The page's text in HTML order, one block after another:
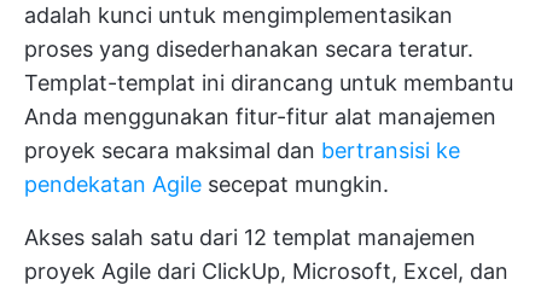
adalah kunci untuk mengimplementasikan
proses yang disederhanakan secara teratur.
Templat-templat ini dirancang untuk membantu
Anda menggunakan fitur-fitur alat manajemen
proyek secara maksimal dan bertransisi ke
pendekatan Agile secepat mungkin.
Akses salah satu dari 12 templat manajemen
proyek Agile dari ClickUp, Microsoft, Excel, dan